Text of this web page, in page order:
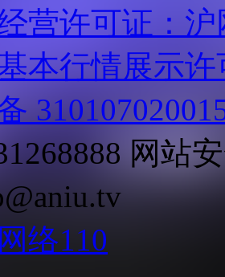
营许可证：
本行情展示许
网站
络110